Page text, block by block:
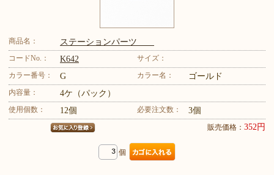
商品名： ステーションパーツ
コードNo.： K642
サイズ：
カラー番号：
G カラー名： ゴールド
内容量： 4ケ（パック）
使用個数： 12個 必要注文数： 3個
販売価格： 352円
個